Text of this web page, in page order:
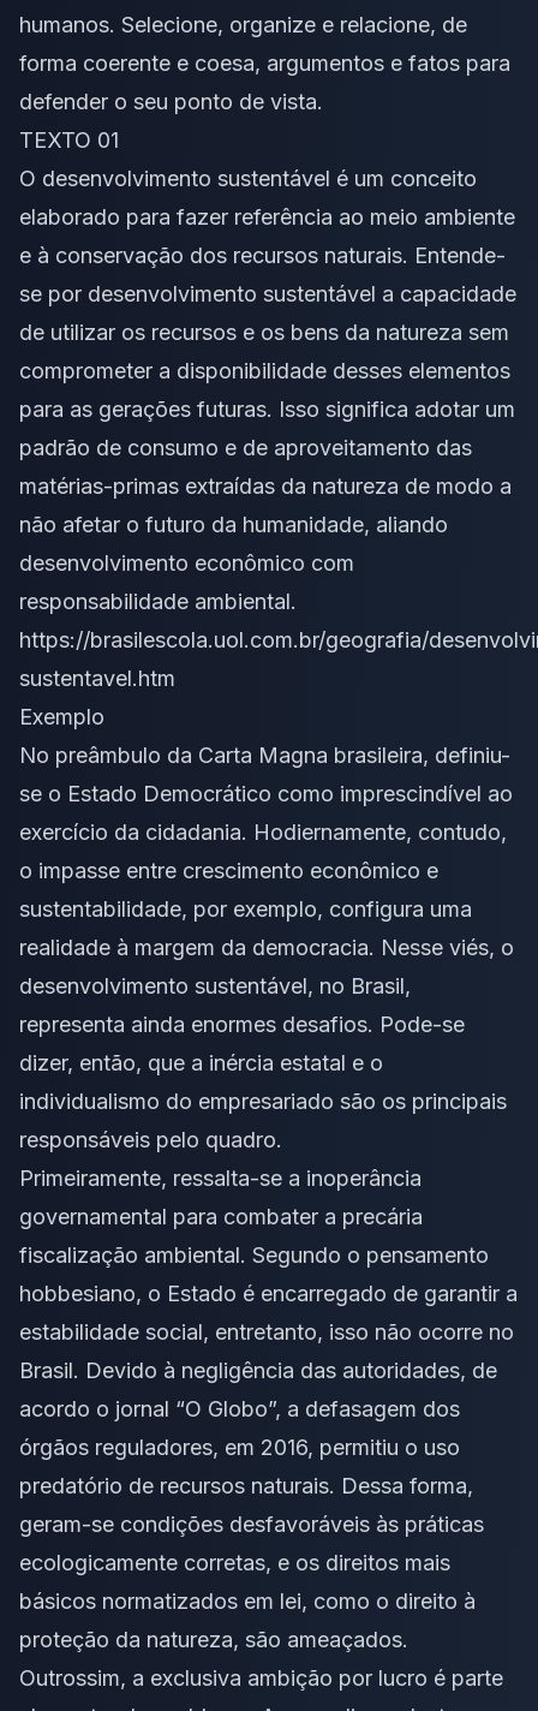
humanos. Selecione, organize e relacione, de
forma coerente e coesa, argumentos e fatos para
defender o seu ponto de vista.
TEXTO 01
O desenvolvimento sustentável é um conceito
elaborado para fazer referência ao meio ambiente
e à conservação dos recursos naturais. Entende-
se por desenvolvimento sustentável a capacidade
de utilizar os recursos e os bens da natureza sem
comprometer a disponibilidade desses elementos
para as gerações futuras. Isso significa adotar um
padrão de consumo e de aproveitamento das
matérias-primas extraídas da natureza de modo a
não afetar o futuro da humanidade, aliando
desenvolvimento econômico com
responsabilidade ambiental.
https://brasilescola.uol.com.br/geografia/
sustentavel.htm
Exemplo
No preâmbulo da Carta Magna brasileira, definiu-
se o Estado Democrático como imprescindível ao
exercício da cidadania. Hodiernamente, contudo,
o impasse entre crescimento econômico e
sustentabilidade, por exemplo, configura uma
realidade à margem da democracia. Nesse viés, o
desenvolvimento sustentável, no Brasil,
representa ainda enormes desafios. Pode-se
dizer, então, que a inércia estatal e o
individualismo do empresariado são os principais
responsáveis pelo quadro.
Primeiramente, ressalta-se a inoperância
governamental para combater a precária
fiscalização ambiental. Segundo o pensamento
hobbesiano, o Estado é encarregado de garantir a
estabilidade social, entretanto, isso não ocorre no
Brasil. Devido à negligência das autoridades, de
acordo o jornal “O Globo”, a defasagem dos
órgãos reguladores, em 2016, permitiu o uso
predatório de recursos naturais. Dessa forma,
geram-se condições desfavoráveis às práticas
ecologicamente corretas, e os direitos mais
básicos normatizados em lei, como o direito à
proteção da natureza, são ameaçados.
Outrossim, a exclusiva ambição por lucro é parte